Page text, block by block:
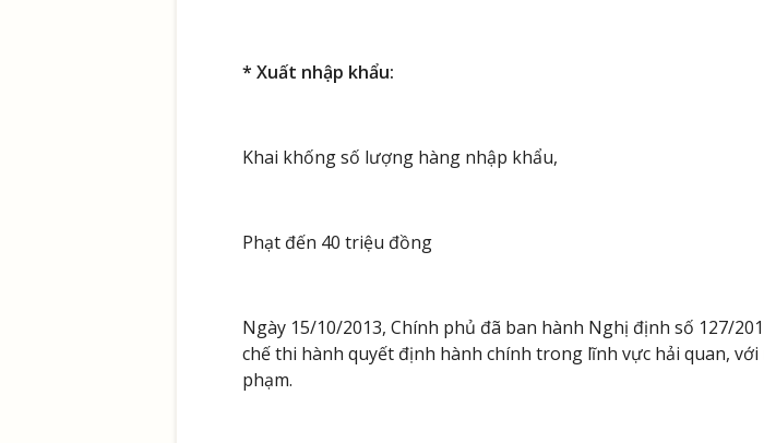
* Xuất nhập khẩu:
Khai khống số lượng hàng nhập khẩu,
Phạt đến 40 triệu đồng
Ngày 15/10/2013, Chính phủ đã ban hành Nghị định số 127/
chế thi hành quyết định hành chính trong lĩnh vực hải quan,
phạm.